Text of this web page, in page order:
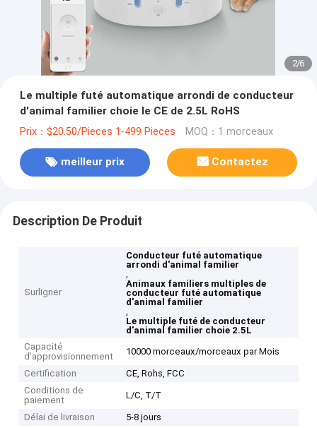
2/6
Le multiple futé automatique arrondi de conducteur
d'animal familier choie le CE de 2.5L RoHS
Prix：$20.50/Pieces 1-499 Pieces MOQ：1 morceaux
meilleur prix Contactez
Description De Produit
Surligner
Conducteur futé automatique
arrondi d'animal familier
,
Animaux familiers multiples de
conducteur futé automatique
d'animal familier
,
Le multiple futé de conducteur
d'animal familier choie 2.5L
Capacité
d'approvisionnement
10000 morceaux/morceaux par Mois
Certification
CE, Rohs, FCC
Conditions de
paiement
L/C, T/T
Délai de livraison
5-8 jours